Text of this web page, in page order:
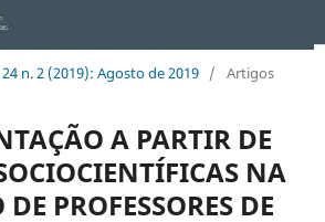
n. 2 (2019): Agosto de 2019 / Artigos
A PARTIR DE
NA
PROFESSORES DE